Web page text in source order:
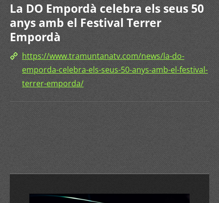
La DO Empordà celebra els seus 50
anys amb el Festival Terrer
Empordà
https://www.tramuntanatv.com/news/la-do-
emporda-celebra-els-seus-50-anys-amb-el-festival-
terrer-emporda/